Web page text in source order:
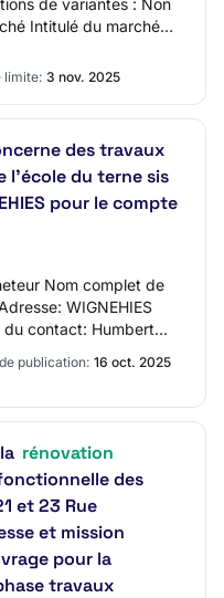
de variantes : Non
Intitulé du marché
limite: 3 nov. 2025
des travaux
l’école du terne sis
pour le compte
Nom complet de
WIGNEHIES
du contact: Humbert
publication: 16 oct. 2025
rénovation
des
et 23 Rue
et mission
pour la
travaux